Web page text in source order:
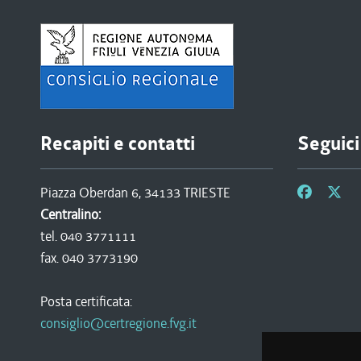
Recapiti e contatti
Piazza Oberdan 6, 34133 TRIESTE
Centralino:
tel. 040 3771111
fax. 040 3773190
Posta certificata:
consiglio@certregione.fvg.it